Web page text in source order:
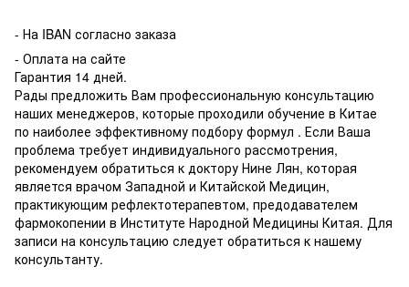
- На IBAN согласно заказа
- Оплата на сайте
Гарантия 14 дней.
Рады предложить Вам профессиональную консультацию
наших менеджеров, которые проходили обучение в Китае
по наиболее эффективному подбору формул . Если Ваша
проблема требует индивидуального рассмотрения,
рекомендуем обратиться к доктору Нине Лян, которая
является врачом Западной и Китайской Медицин,
практикующим рефлектотерапевтом, предодавателем
фармокопении в Институте Народной Медицины Китая. Для
записи на консультацию следует обратиться к нашему
консультанту.